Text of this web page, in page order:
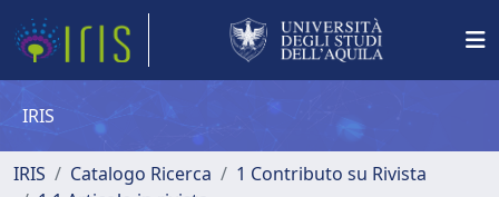
IRIS
IRIS Catalogo Ricerca
1 Contributo su Rivista